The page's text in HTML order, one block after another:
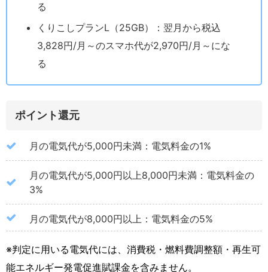
る
くりこしプランL（25GB）：翌月から税込
3,828円/月～のスマホ代が2,970円/月～にな
る
ポイント還元
月の電気代が5,000円未満：電気料金の1%
月の電気代が5,000円以上8,000円未満：電気料金の
3%
月の電気代が8,000円以上：電気料金の5%
※判定に用いる電気代には、消費税・燃料費調整額・再生可
能エネルギー発電促進賦課金を含みません。